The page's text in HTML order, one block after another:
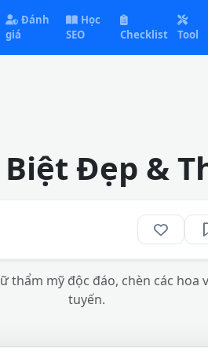
Đánh
giá
Học
SEO
Checklist Tool
Đẹp &
mỹ độc đáo, chèn các hoa
tuyến.